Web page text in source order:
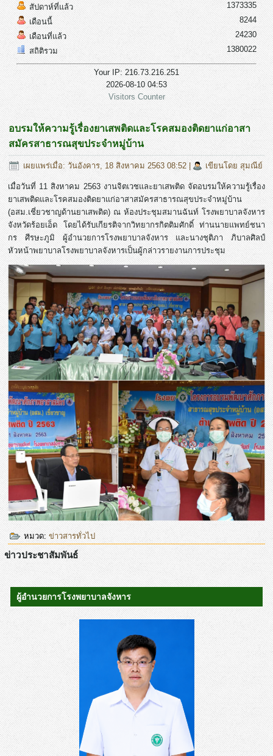
สัปดาห์ที่แล้ว
เดือนนี้
เดือนที่แล้ว
สถิติรวม
1373335
8244
24230
1380022
Your IP: 216.73.216.251
2026-08-10 04:53
Visitors Counter
อบรมให้ความรู้เรื่องยาเสพติดและโรคสมองติดยาแก่อาสา
สมัครสาธารณสุขประจำหมู่บ้าน
เผยแพร่เมื่อ: วันอังคาร, 18 สิงหาคม 2563 08:52| เขียนโดย สุมณีย์
เมื่อวันที่ 11 สิงหาคม 2563 งานจิตเวชและยาเสพติด จัดอบรมให้ความรู้เรื่อง
ยาเสพติดและโรคสมองติดยาแก่อาสาสมัครสาธารณสุขประจำหมู่บ้าน
(อสม.เชี่ยวชาญด้านยาเสพติด) ณ ห้องประชุมสมานฉันท์ โรงพยาบาลจังหาร
จังหวัดร้อยเอ็ด โดยได้รับเกียรติจากวิทยากรกิตติมศักดิ์ ท่านนายแพทย์ชนา
กร ศีรษะภูมิ ผู้อำนวยการโรงพยาบาลจังหาร และนางชุติภา ภิบาลศิลป์
หัวหน้าพยาบาลโรงพยาบาลจังหารเป็นผู้กล่าวรายงานการประชุม
หมวด:ข่าวสารทั่วไป
ข่าวประชาสัมพันธ์
ผู้อำนวยการโรงพยาบาลจังหาร